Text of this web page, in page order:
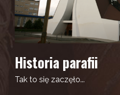
Historia parafii
Tak to się zaczęło...